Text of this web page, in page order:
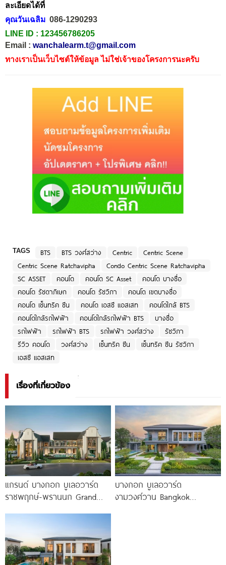
ละเอียดได้ที่
คุณวันเฉลิม 086-1290293
LINE ID : 123456786205
Email : wanchalearm.t@gmail.com
ทางเราเป็นเว็บไซต์ให้ข้อมูล ไม่ใช่เจ้าของโครงการนะครับ
TAGS BTS BTS วงศ์สว่าง Centric
Centric Scene
Centric Scene Ratchavipha
Condo Centric Scene Ratchavipha
SC ASSET
คอนโด คอนโด SC Asset
คอนโด บางซื่อ
คอนโด รัชดาภิเษก
คอนโด รัชวิภา
คอนโด เขตบางซื่อ
คอนโด เซ็นทริค ซีน
คอนโด เอสซี แอสเสท
คอนโดใกล้ BTS
คอนโดใกล้รถไฟฟ้า
คอนโดใกล้รถไฟฟ้า BTS
บางซื่อ
รถไฟฟ้า
รถไฟฟ้า BTS รถไฟฟ้า วงศ์สว่าง
รัชวิภา
รีวิว คอนโด
วงศ์สว่าง เซ็นทริค ซีน
เซ็นทริค ซีน รัชวิภา
เอสซี แอสเสท
เรื่องที่เกี่ยวข้อง
แกรนด์ บางกอก บูเลอวาร์ด
ราชพฤกษ์-พรานนก Grand
Ratchaphruek-Prannok
คฤหาสน์หรู ซีรีส์ใหม่
บางกอก บูเลอวาร์ด
งามวงศ์วาน Bangkok